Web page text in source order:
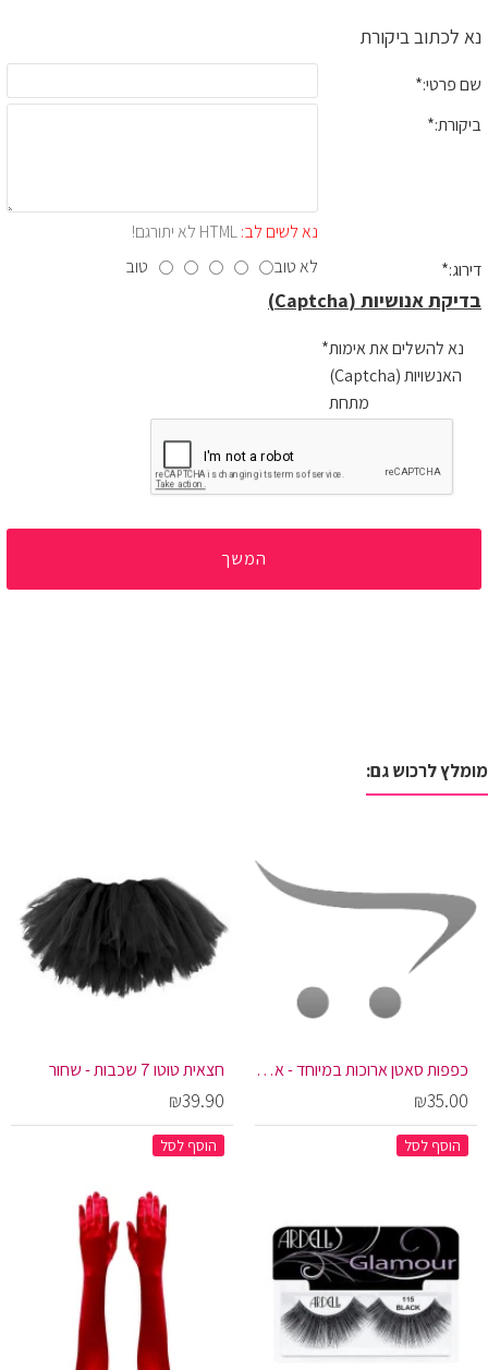
נא לכתוב ביקורת
שם פרטי:
ביקורת:
נא לשים לב:
דירוג:
לא טוב טוב
בדיקת אנושיות (Captcha)
נא להשלים את אימות
האנשויות (Captcha)
מתחת
המשך
מומלץ לרכוש גם:
כפפות סאטן ארוכות במיוחד - אדום
₪35.00
הוסף לסל
חצאית טוטו 7 שכבות - שחור
₪39.90
הוסף לסל